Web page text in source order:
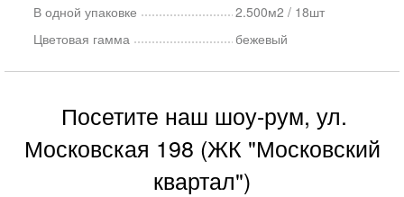
В одной упаковке
2.500м2 / 18шт
Цветовая гамма
бежевый
Посетите наш шоу-рум, ул.
Московская 198 (ЖК "Московский
квартал")